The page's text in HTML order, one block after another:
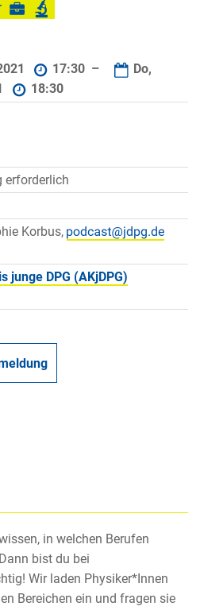
17:30 –
Do,
18:30
erforderlich
Korbus,
junge DPG (AKjDPG)
in welchen Berufen
bist du bei
Wir laden Physiker*Innen
Bereichen ein und fragen sie